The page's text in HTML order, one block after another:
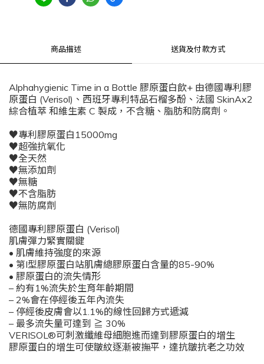
商品描述 送貨及付款方式
Alphahygienic Time in a Bottle 膠原蛋白飲+ 由德國專利膠
原蛋白 (Verisol)、西班牙專利特品石榴多酚、法國 SkinAx2
綜合植萃 和維生素 C 製成，不含糖、脂肪和防腐劑。
♥專利膠原蛋白15000mg
♥超強抗氧化
♥全天然
♥無添加劑
♥無糖
♥不含脂肪
♥無防腐劑
德國專利膠原蛋白 (Verisol)
肌膚彈力緊實關鍵
• 肌膚維持強度的來源
• 第I型膠原蛋白站肌膚總膠原蛋白含量的85-90%
• 膠原蛋白的流失情形
– 約有1%流失於生育年齡期間
– 2%會在停經後五年內流失
– 停經後皮膚會以1.1%的線性回歸方式遞減
– 最多流失量可達到 ≧ 30%
VERISOL®可刺激纖維母細胞進而達到膠原蛋白的增生
膠原蛋白的增生可使皺紋逐漸被撫平，達抗皺抗老之功效